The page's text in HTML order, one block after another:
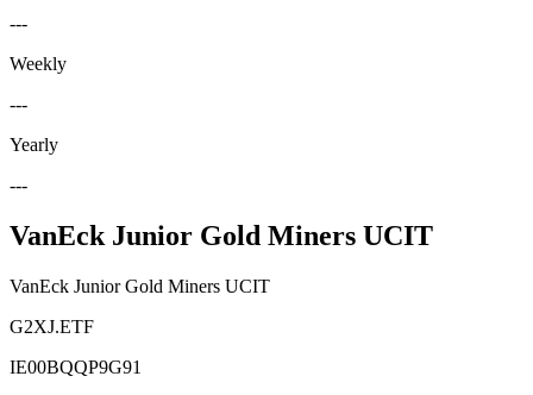
---
Weekly
---
Yearly
---
VanEck Junior Gold Miners UCIT
VanEck Junior Gold Miners UCIT
G2XJ.ETF
IE00BQQP9G91